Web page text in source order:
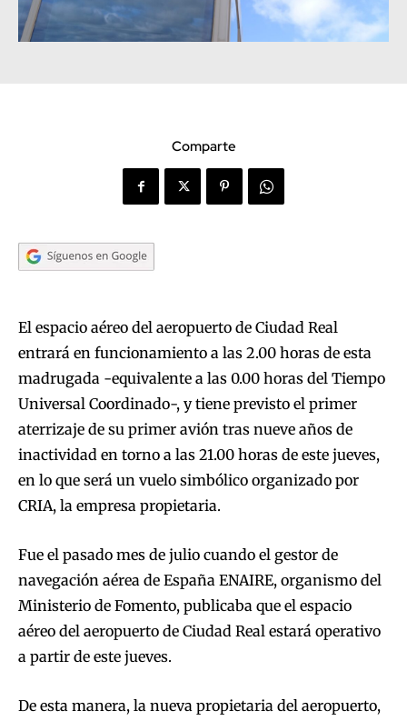
Comparte
El espacio aéreo del aeropuerto de Ciudad Real
entrará en funcionamiento a las 2.00 horas de esta
madrugada -equivalente a las 0.00 horas del Tiempo
Universal Coordinado-, y tiene previsto el primer
aterrizaje de su primer avión tras nueve años de
inactividad en torno a las 21.00 horas de este jueves,
en lo que será un vuelo simbólico organizado por
CRIA, la empresa propietaria.
Fue el pasado mes de julio cuando el gestor de
navegación aérea de España ENAIRE, organismo del
Ministerio de Fomento, publicaba que el espacio
aéreo del aeropuerto de Ciudad Real estará operativo
a partir de este jueves.
De esta manera, la nueva propietaria del aeropuerto,